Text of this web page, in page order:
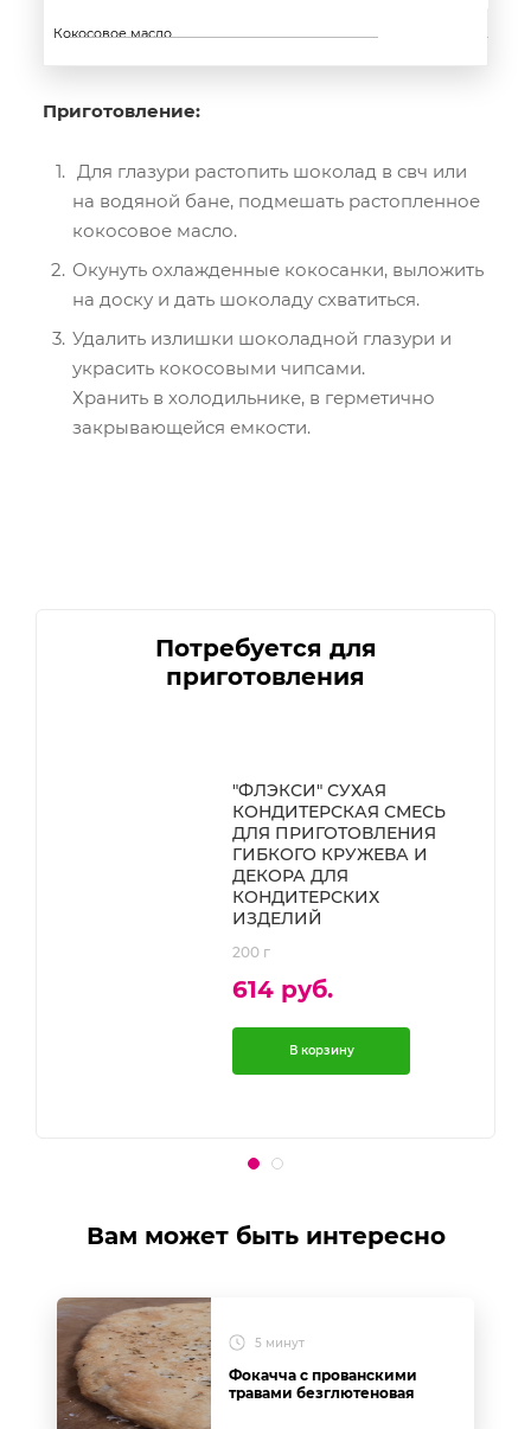
Кокосовое масло
Приготовление:
Для глазури растопить шоколад в свч или
на водяной бане, подмешать растопленное
кокосовое масло.
Окунуть охлажденные кокосанки, выложить
на доску и дать шоколаду схватиться.
Удалить излишки шоколадной глазури и
украсить кокосовыми чипсами.
Хранить в холодильнике, в герметично
закрывающейся емкости.
Потребуется для
приготовления
"ФЛЭКСИ" СУХАЯ
КОНДИТЕРСКАЯ СМЕСЬ
ДЛЯ ПРИГОТОВЛЕНИЯ
ГИБКОГО КРУЖЕВА И
ДЕКОРА ДЛЯ
КОНДИТЕРСКИХ
ИЗДЕЛИЙ
200 г
614 руб.
В корзину
Вам может быть интересно
5 минут
Фокачча с прованскими
травами безглютеновая